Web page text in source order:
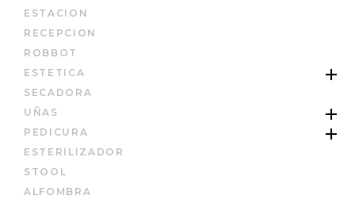
ESTACION
RECEPCION
ROBBOT
ESTETICA
SECADORA
UÑAS
PEDICURA
ESTERILIZADOR
STOOL
ALFOMBRA